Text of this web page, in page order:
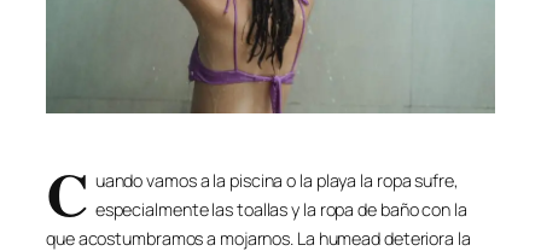
C uando vamos a la piscina o la playa la ropa sufre,
especialmente las toallas y la ropa de baño con la
que acostumbramos a mojarnos. La humead deteriora la